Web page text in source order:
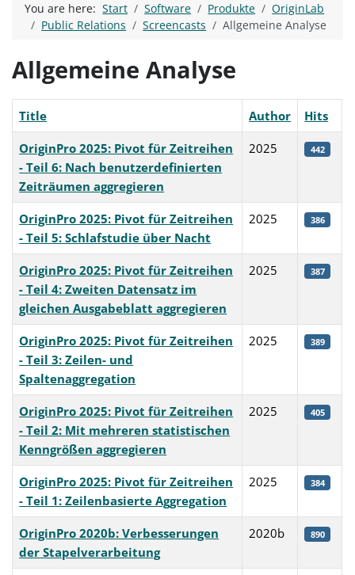
You are here:Start Software Produkte
OriginLab
Public Relations
Screencasts Allgemeine Analyse
Allgemeine Analyse
Title Author Hits
OriginPro 2025: Pivot für Zeitreihen
- Teil 6: Nach benutzerdefinierten
Zeiträumen aggregieren
2025 442
OriginPro 2025: Pivot für Zeitreihen
- Teil 5: Schlafstudie über Nacht
2025 386
OriginPro 2025: Pivot für Zeitreihen
- Teil 4: Zweiten Datensatz im
gleichen Ausgabeblatt aggregieren
2025 387
OriginPro 2025: Pivot für Zeitreihen
- Teil 3: Zeilen- und
Spaltenaggregation
2025 389
OriginPro 2025: Pivot für Zeitreihen
- Teil 2: Mit mehreren statistischen
Kenngrößen aggregieren
2025 405
OriginPro 2025: Pivot für Zeitreihen
- Teil 1: Zeilenbasierte Aggregation
2025 384
OriginPro 2020b: Verbesserungen
der Stapelverarbeitung
2020b 890